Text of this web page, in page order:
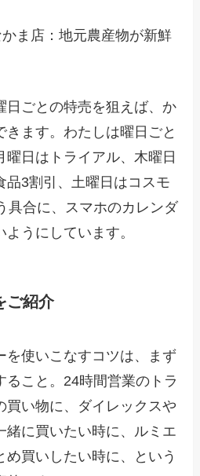
ま店：地元農産物が新鮮
日ごとの特売を狙えば、か
きます。わたしは曜日ごと
曜日はトライアル、木曜日
品3割引、土曜日はコスモ
具合に、スマホのカレンダ
うにしています。
ご紹介
を使いこなすコツは、まず
ること。24時間営業のトラ
買い物に、ダイレックスや
緒に買いたい時に、ルミエ
め買いしたい時に、という